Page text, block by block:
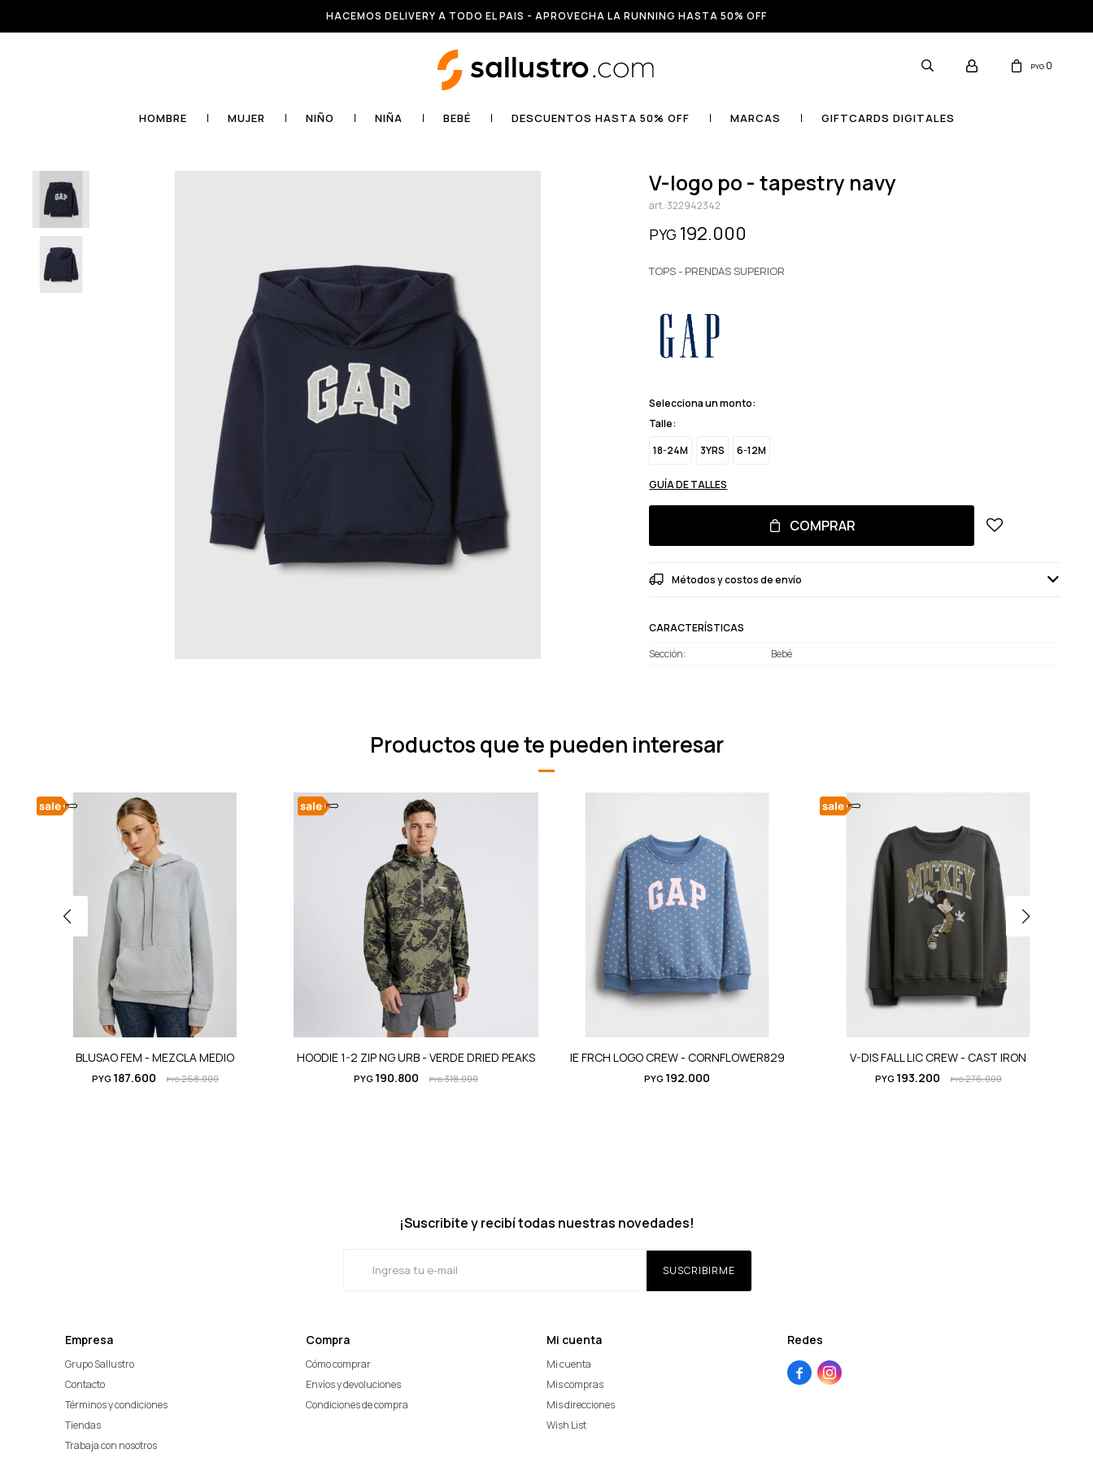
HACEMOS DELIVERY A TODO EL PAIS - APROVECHA LA RUNNING HASTA 50% OFF
HOMBRE MUJER NIÑO NIÑA BEBÉ DESCUENTOS HASTA 50% OFF MARCAS GIFTCARDS DIGITALES
PYG 0
v-logo po - tapestry navy
322942342
PYG 192.000
TOPS - PRENDAS SUPERIOR
Selecciona un monto:
Talle:
18-24M
3YRS 6-12M
GUÍA DE TALLES
COMPRAR
Métodos y costos de envío
CARACTERÍSTICAS
Sección
Bebé
Productos que te pueden interesar
BLUSAO FEM - MEZCLA MEDIO
PYG 187.600 PYG268.000
HOODIE 1-2 ZIP NG URB - VERDE DRIED PEAKS
PYG 190.800 PYG318.000
IE FRCH LOGO CREW - CORNFLOWER829
PYG 192.000
V-DIS FALL LIC CREW - CAST IRON
PYG 193.200 PYG276.000
Empresa
Grupo Sallustro
Contacto
Términos y condiciones
Tiendas
Trabaja con nosotros
Compra
Cómo comprar
Envíos y devoluciones
Condiciones de compra
Mi cuenta
Mi cuenta
Mis compras
Mis direcciones
Wish List
Redes
 
¡Suscribite y recibí todas nuestras novedades!
SUSCRIBIRME